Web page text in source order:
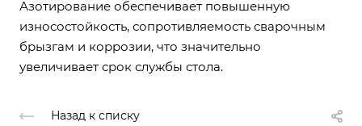
Азотирование обеспечивает повышенную
износостойкость, сопротивляемость сварочным
брызгам и коррозии, что значительно
увеличивает срок службы стола.
Назад к списку